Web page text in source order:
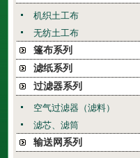
机织土工布
无纺土工布
篷布系列
滤纸系列
过滤器系列
空气过滤器（滤料）
滤芯、滤筒
输送网系列